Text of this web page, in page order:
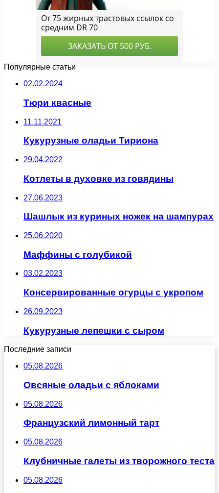
Популярные статьи
02.02.2024
Тюри квасные
11.11.2021
Кукурузные оладьи Тириона
29.04.2022
Котлеты в духовке из говядины
27.06.2023
Шашлык из куриных ножек на шампурах
25.06.2020
Маффины с голубикой
03.02.2023
Консервированные огурцы с укропом
26.09.2023
Кукурузные лепешки с сыром
Последние записи
05.08.2026
Овсяные оладьи с яблоками
05.08.2026
Французский лимонный тарт
05.08.2026
Клубничные галеты из творожного теста
05.08.2026